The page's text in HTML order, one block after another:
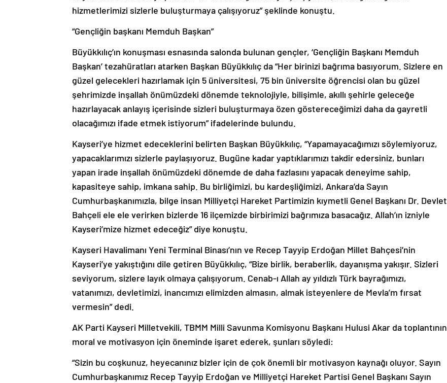
hizmetlerimizi sizlerle buluşturmaya çalışıyoruz” şeklinde konuştu.
“Gençliğin başkanı Memduh Başkan”
Büyükkılıç’ın konuşması esnasında salonda bulunan gençler, ‘Gençliğin Başkanı Memduh
Başkan’ tezahüratları atarken Başkan Büyükkılıç da “Her birinizi bağrıma basıyorum. Sizlere en
güzel gelecekleri hazırlamak için 5 üniversitesi, 75 bin üniversite öğrencisi olan bu güzel
şehrimizde inşallah önümüzdeki dönemde teknolojiyle, bilişimle, akıllı şehirle geleceğe
hazırlayacak anlayış içerisinde sizleri buluşturmaya özen göstereceğimizi daha da gayretli
olacağımızı ifade etmek istiyorum” ifadelerinde bulundu.
Kayseri’ye hizmet edeceklerini belirten Başkan Büyükkılıç, “Yapamayacağımızı söylemiyoruz,
yapacaklarımızı sizlerle paylaşıyoruz. Bugüne kadar yaptıklarımızı takdir edersiniz, bunları
yapan irade inşallah önümüzdeki dönemde de daha fazlasını yapacak deneyime sahip,
kapasiteye sahip, imkana sahip. Bu birliğimizi, bu kardeşliğimizi, Ankara’da Sayın
Cumhurbaşkanımızla, bilge insan Milliyetçi Hareket Partimizin kıymetli Genel Başkanı Dr. Devlet
Bahçeli ele ele verirken bizlerde 16 ilçemizde birbirimizi bağrımıza basacağız. Allah’ın izniyle
Kayseri’mize hizmet edeceğiz” diye konuştu.
Kayseri Havalimanı Yeni Terminal Binası’nın ve Recep Tayyip Erdoğan Millet Bahçesi’nin
Kayseri’ye yakıştığını dile getiren Büyükkılıç, “Bize birlik, beraberlik, dayanışma yakışır. Sizleri
seviyorum, sizlere layık olmaya çalışıyorum. Cenab-ı Allah ay yıldızlı Türk bayrağımızı,
vatanımızı, devletimizi, inancımızı elimizden almasın, almak isteyenlere de Mevla’m fırsat
vermesin” dedi.
AK Parti Kayseri Milletvekili, TBMM Milli Savunma Komisyonu Başkanı Hulusi Akar da toplantının
moral ve motivasyon için öneminde işaret ederek, şunları söyledi:
“Sizin bu coşkunuz, heyecanınız bizler için de çok önemli bir motivasyon kaynağı oluyor. Sayın
Cumhurbaşkanımız Recep Tayyip Erdoğan ve Milliyetçi Hareket Partisi Genel Başkanı Sayın